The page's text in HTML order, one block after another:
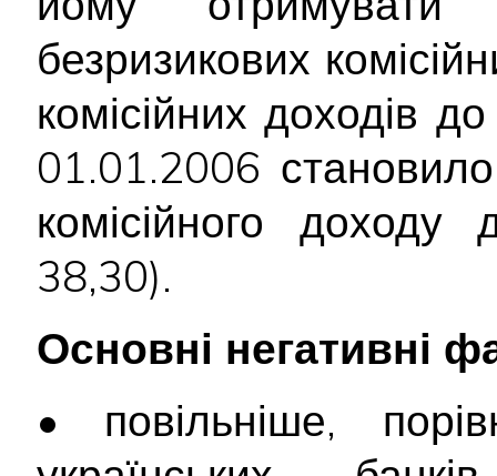
безризикових
комісійних доходів
01.01.2006
комісійного
38,30).
Основні негативні
• повільніше,